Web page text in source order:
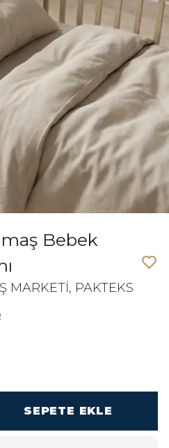
Bebek
MARKETİ, PAKTEKS
SEPETE EKLE